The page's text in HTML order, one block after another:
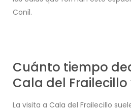
Conil.
Cuánto tiempo
Cala del
La visita a Cala del Frailecillo